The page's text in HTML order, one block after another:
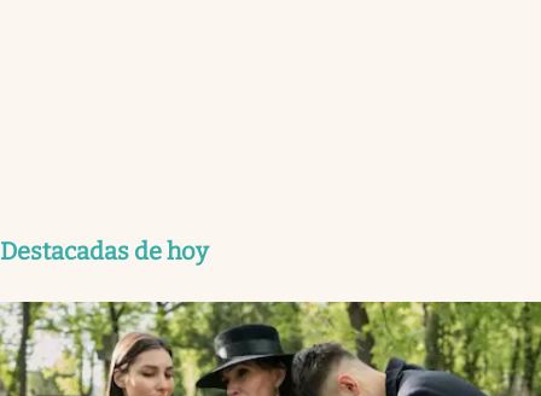
Destacadas de hoy